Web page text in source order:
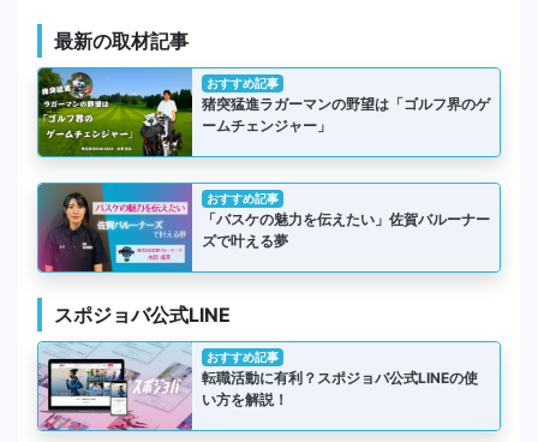
最新の取材記事
おすすめ記事
猪突猛進ラガーマンの野望は「ゴルフ界のゲ
ームチェンジャー」
おすすめ記事
「バスケの魅力を伝えたい」佐賀バルーナー
ズで叶える夢
スポジョバ公式LINE
おすすめ記事
転職活動に有利？スポジョバ公式LINEの使
い方を解説！